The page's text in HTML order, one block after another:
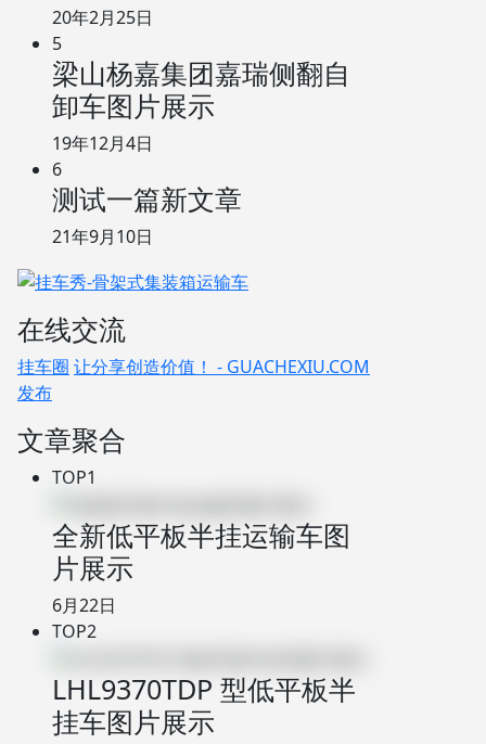
20年2月25日
5
梁山杨嘉集团嘉瑞侧翻自
卸车图片展示
19年12月4日
6
测试一篇新文章
21年9月10日
在线交流
挂车圈 让分享创造价值！ - GUACHEXIU.COM
发布
文章聚合
TOP1
全新低平板半挂运输车图
片展示
6月22日
TOP2
LHL9370TDP 型低平板半
挂车图片展示